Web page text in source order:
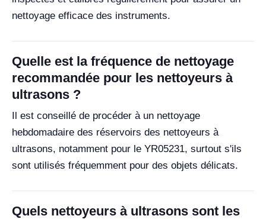
nettoyage efficace des instruments.
Quelle est la fréquence de nettoyage
recommandée pour les nettoyeurs à
ultrasons ?
Il est conseillé de procéder à un nettoyage
hebdomadaire des réservoirs des nettoyeurs à
ultrasons, notamment pour le YR05231, surtout s'ils
sont utilisés fréquemment pour des objets délicats.
Quels nettoyeurs à ultrasons sont les